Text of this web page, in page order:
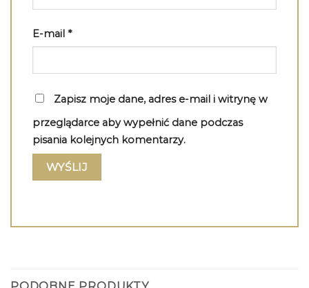
E-mail *
Zapisz moje dane, adres e-mail i witrynę w
przeglądarce aby wypełnić dane podczas
pisania kolejnych komentarzy.